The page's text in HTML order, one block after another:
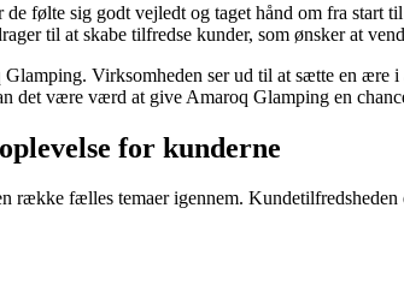
følte sig godt vejledt og taget hånd om fra start
til at skabe tilfredse kunder, som ønsker at
Virksomheden ser ud til at sætte en
det være værd at give Amaroq Glamping en
for kunderne
række fælles temaer igennem.